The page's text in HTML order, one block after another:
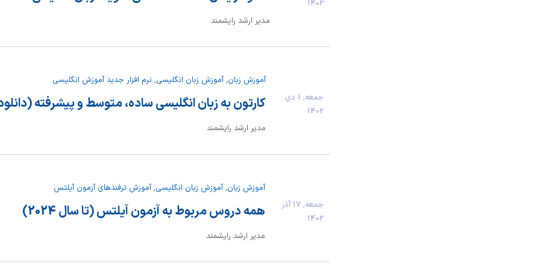
1402
مدیر ارشد رایشمند
جمعه, 1 دی
1402
آموزش زبان, آموزش زبان انگلیسی, نرم افزار جدید آموزش انگلیسی
کارتون به زبان انگلیسی ساده، متوسط و پیشرفته (دانلود 7 تای
مدیر ارشد رایشمند
جمعه, 17 آذر
1402
آموزش زبان,آموزش زبان انگلیسی,آموزش ترفندهای آزمون آیلتس
همه دروس مربوط به آزمون آیلتس (تا سال 2024)
مدیر ارشد رایشمند